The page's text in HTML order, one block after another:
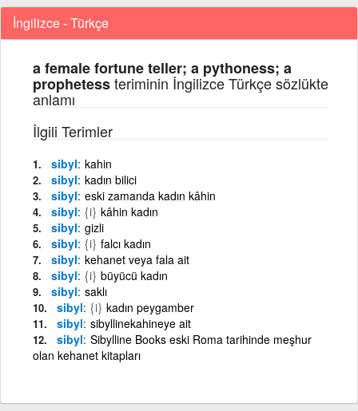
İngilizce - Türkçe
a female fortune teller; a pythoness; a
prophetessteriminin İngilizce Türkçe sözlükte
anlamı
İlgili Terimler
sibyl kahin
sibyl kadın bilici
sibyl eski zamanda kadın kâhin
sibyl {i} kâhin kadın
sibyl gizli
sibyl {i} falcı kadın
sibyl kehanet veya fala ait
sibyl {i} büyücü kadın
sibyl saklı
sibyl {i} kadın peygamber
sibyl sibyllinekahineye ait
sibyl Sibylline Books eski Roma tarihinde meşhur
olan kehanet kitapları